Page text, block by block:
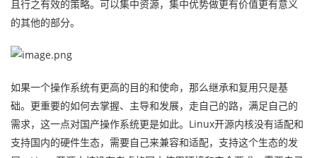
且行之有效的策略。可以集中资源，集中优势做更有价值更有意义
的其他的部分。
如果一个操作系统有更高的目的和使命，那么继承和复用只是基
础。更重要的如何去掌握、主导和发展，走自己的路，满足自己的
需求，这一点对国产操作系统更是如此。Linux开源内核没有适配和
支持国内的硬件生态，需要自己来兼容和适配，支持这个生态的发